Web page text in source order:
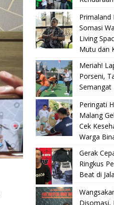
Primaland
Somasi
Living
Mutu dan
Meriah!
Porseni,
Semangat
Peringati
Malang
Cek
Warga
Gerak
Ringkus
Beat di
Disomasi,